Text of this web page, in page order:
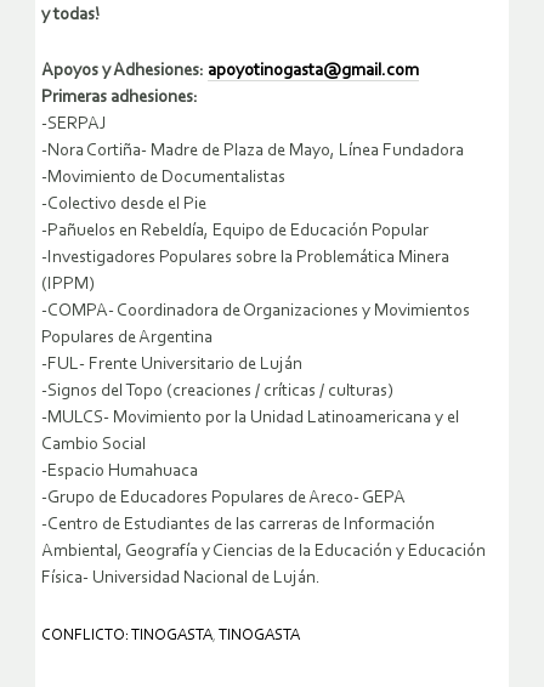
y todas!
Apoyos y Adhesiones: apoyotinogasta@gmail.com
Primeras adhesiones:
-SERPAJ
-Nora Cortiña- Madre de Plaza de Mayo, Línea Fundadora
-Movimiento de Documentalistas
-Colectivo desde el Pie
-Pañuelos en Rebeldía, Equipo de Educación Popular
-Investigadores Populares sobre la Problemática Minera
(IPPM)
-COMPA- Coordinadora de Organizaciones y Movimientos
Populares de Argentina
-FUL- Frente Universitario de Luján
-Signos del Topo (creaciones / críticas / culturas)
-MULCS- Movimiento por la Unidad Latinoamericana y el
Cambio Social
-Espacio Humahuaca
-Grupo de Educadores Populares de Areco- GEPA
-Centro de Estudiantes de las carreras de Información
Ambiental, Geografía y Ciencias de la Educación y Educación
Física- Universidad Nacional de Luján.
CONFLICTO: TINOGASTA, TINOGASTA